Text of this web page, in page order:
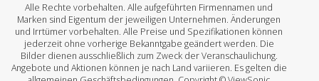
Alle Rechte vorbehalten. Alle aufgeführten Firmennamen und
Marken sind Eigentum der jeweiligen Unternehmen. Änderungen
und Irrtümer vorbehalten. Alle Preise und Spezifikationen können
jederzeit ohne vorherige Bekanntgabe geändert werden. Die
Bilder dienen ausschließlich zum Zweck der Veranschaulichung.
Angebote und Aktionen können je nach Land variieren. Es gelten die